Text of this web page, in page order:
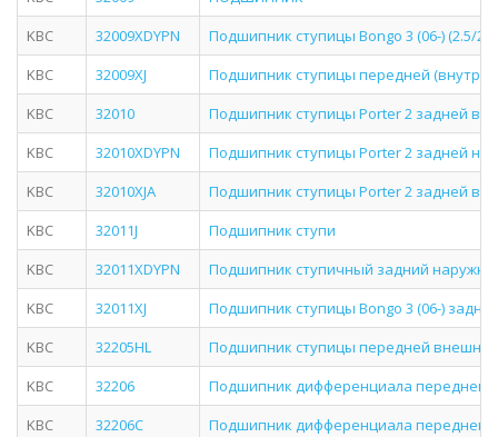
KBC
32009XDYPN
Подшипник ступицы Bongo 3 (06-) (2.5/
KBC
32009XJ
Подшипник ступицы передней
KBC
32010
Подшипник ступицы Porter 2 задней
KBC
32010XDYPN
Подшипник ступицы Porter 2 задней
KBC
32010XJA
Подшипник ступицы Porter 2 задней
KBC
32011J
Подшипник ступи
KBC
32011XDYPN
Подшипник ступичный задний
KBC
32011XJ
Подшипник ступицы Bongo 3 (06-) задней
KBC
32205HL
Подшипник ступицы передней внешний
KBC
32206
Подшипник дифференциала переднего
KBC
32206C
Подшипник дифференциала переднего